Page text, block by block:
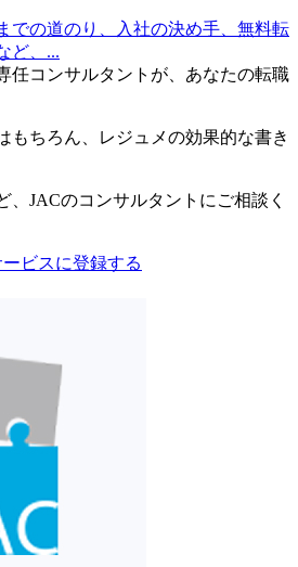
での道のり、入社の決め手、無料転
ど、...
任コンサルタントが、 あなたの転職
もちろん、
レジュメの効果的な書き
、 JACのコンサルタントにご相談く
ビスに登録する